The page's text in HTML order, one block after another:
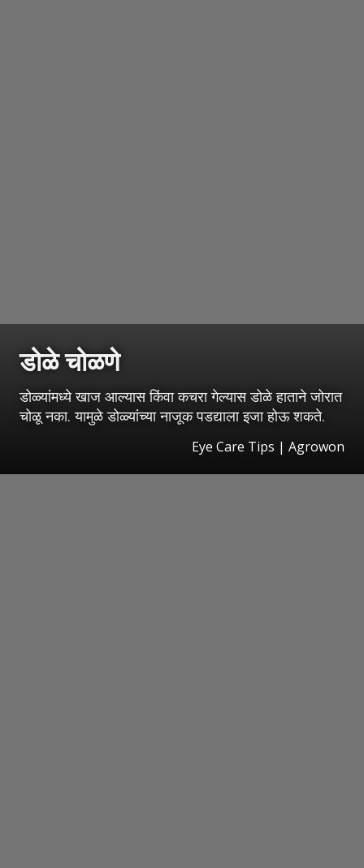
डोळे चोळणे
डोळ्यांमध्ये खाज आल्यास किंवा कचरा गेल्यास डोळे हाताने जोरात
चोळू नका. यामुळे डोळ्यांच्या नाजूक पडद्याला इजा होऊ शकते.
Eye Care Tips | Agrowon